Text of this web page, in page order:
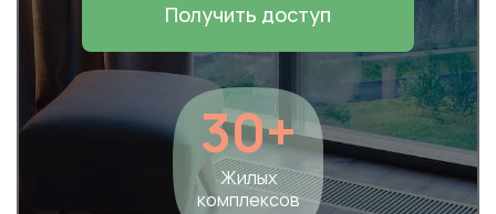
Получить доступ
30+
Жилых
комплексов